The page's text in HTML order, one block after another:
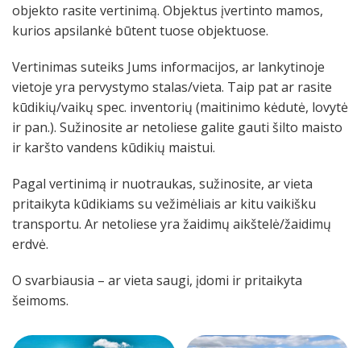
objekto rasite vertinimą. Objektus įvertinto mamos,
kurios apsilankė būtent tuose objektuose.
Vertinimas suteiks Jums informacijos, ar lankytinoje
vietoje yra pervystymo stalas/vieta. Taip pat ar rasite
kūdikių/vaikų spec. inventorių (maitinimo kėdutė, lovytė
ir pan.). Sužinosite ar netoliese galite gauti šilto maisto
ir karšto vandens kūdikių maistui.
Pagal vertinimą ir nuotraukas, sužinosite, ar vieta
pritaikyta kūdikiams su vežimėliais ar kitu vaikišku
transportu. Ar netoliese yra žaidimų aikštelė/žaidimų
erdvė.
O svarbiausia – ar vieta saugi, įdomi ir pritaikyta
šeimoms.